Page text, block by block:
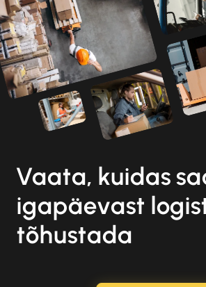
Vaata, kuidas
igapäevast
tõhustada